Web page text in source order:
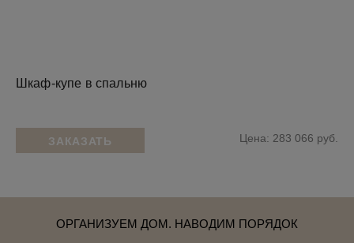
Шкаф-купе в спальню
ЗАКАЗАТЬ Цена: 283 066 руб.
ОРГАНИЗУЕМ ДОМ. НАВОДИМ ПОРЯДОК